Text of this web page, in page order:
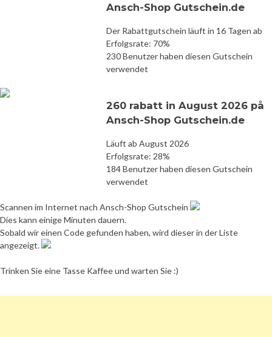
Ansch-Shop Gutschein.de
Der Rabattgutschein läuft in 16 Tagen ab
Erfolgsrate: 70%
230 Benutzer haben diesen Gutschein
verwendet
260 rabatt in August 2026 på
Ansch-Shop Gutschein.de
Läuft ab August 2026
Erfolgsrate: 28%
184 Benutzer haben diesen Gutschein
verwendet
Scannen im Internet nach Ansch-Shop Gutschein
Dies kann einige Minuten dauern.
Sobald wir einen Code gefunden haben, wird dieser in der Liste
angezeigt.
Trinken Sie eine Tasse Kaffee und warten Sie :)